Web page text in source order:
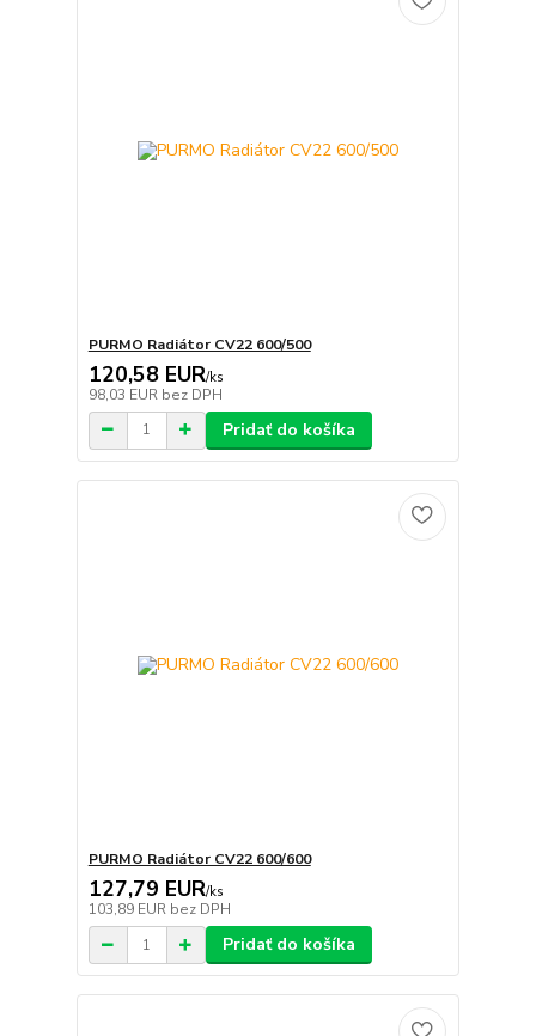
PURMO Radiátor CV22 600/500
120,58 EUR/ks
98,03 EUR bez DPH
Pridať do košíka
PURMO Radiátor CV22 600/600
127,79 EUR/ks
103,89 EUR bez DPH
Pridať do košíka